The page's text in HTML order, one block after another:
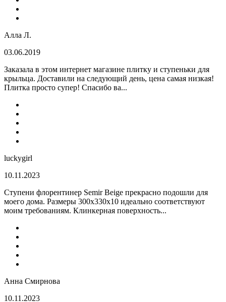
Алла Л.
03.06.2019
Заказала в этом интернет магазине плитку и ступеньки для
крыльца. Доставили на следующий день, цена самая низкая!
Плитка просто супер! Спасибо ва...
luckygirl
10.11.2023
Ступени флорентинер Semir Beige прекрасно подошли для
моего дома. Размеры 300х330х10 идеально соответствуют
моим требованиям. Клинкерная поверхность...
Анна Смирнова
10.11.2023